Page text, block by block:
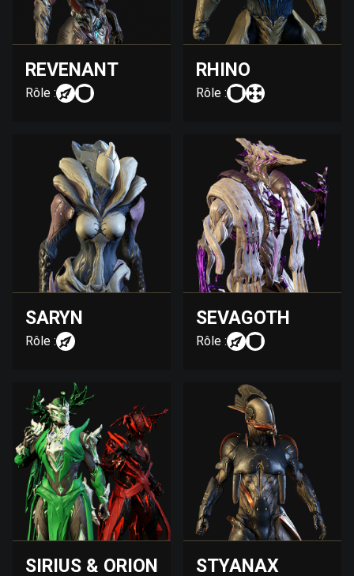
REVENANT
Rôle :
RHINO
Rôle :
SARYN
Rôle :
SEVAGOTH
Rôle :
SIRIUS & ORION STYANAX